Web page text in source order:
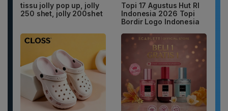
tissu jolly pop up, jolly
250 shet, jolly 200shet
Topi 17 Agustus Hut RI
Indonesia 2026 Topi
Bordir Logo Indonesia